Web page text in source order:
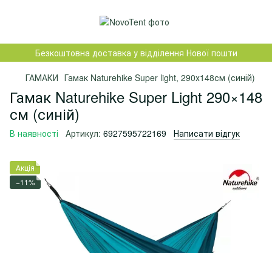
Безкоштовна доставка у відділення Нової пошти
ГАМАКИ Гамак Naturehike Super light, 290х148см (синій)
Гамак Naturehike Super Light 290×148
см (синій)
В наявності Артикул: 6927595722169 Написати відгук
Акція
−11%